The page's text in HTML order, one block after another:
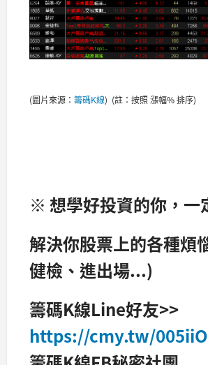
(圖片來源： 籌碼K線) (註：按照 漲幅% 排序)
※ 想學好投資的你，一
解決你股票上的各種煩
健檢、進出場...)
籌碼K線Line好友>>
https://cmy.tw/005iiO